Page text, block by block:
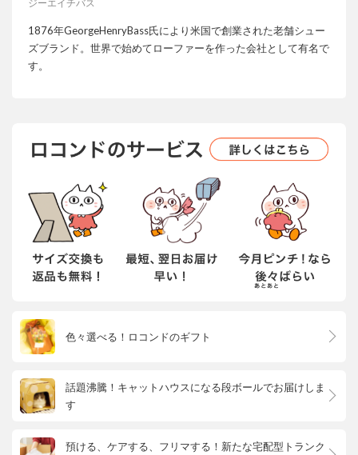
ジーエイチバス
1876年GeorgeHenryBass氏により米国で創業された老舗シュー
ズブランド。世界で始めてローファーを作った会社として有名で
す。
色々選べる！ロコンドのギフト
話題沸騰！キャットハウスになる段ボールでお届けしま
す
預ける、ケアする、フリマする！新たな宅配型トランク